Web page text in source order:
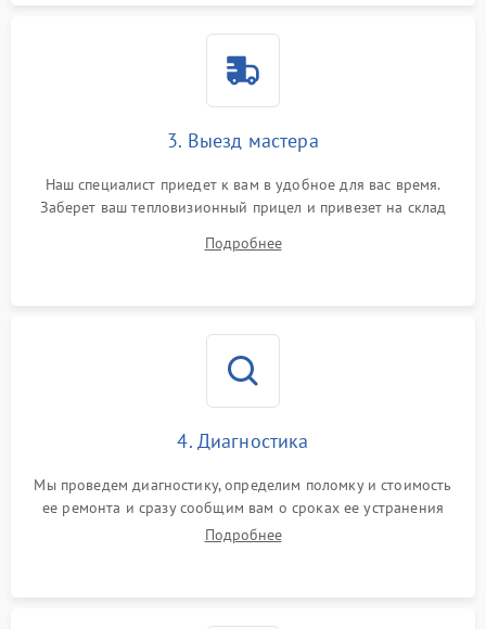
1500 ₽
Поломка системы защиты
1500 ₽
3. Выезд мастера
Наш специалист приедет к вам в удобное для вас время.
Заберет ваш тепловизионный прицел и привезет на склад
Подробнее
4. Диагностика
Мы проведем диагностику, определим поломку и стоимость
ее ремонта и сразу сообщим вам о сроках ее устранения
Подробнее